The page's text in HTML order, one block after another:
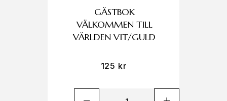
GÄSTBOK
VÄLKOMMEN TILL
VÄRLDEN VIT/GULD
125 kr